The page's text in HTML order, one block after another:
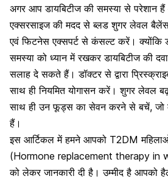
अगर आप डायबिटीज की समस्या से परेशान हैं
एक्सरसाइज की मदद से ब्लड शुगर लेवल बैलेंस
एवं फिटनेस एक्सपर्ट से कंसल्ट करें। क्योंकि
समस्या को ध्यान में रखकर डायबिटीज की
सलाह दे सकते हैं। डॉक्टर से द्वारा
साथ ही नियमित योगासन करें। शुगर लेवल
साथ ही उन फूड्स का सेवन करने से बचें, जो
हैं।
इस आर्टिकल में हमने आपको T2DM महिलाओं
(Hormone replacement therapy in
को लेकर जानकारी दी है। उम्मीद है आपको